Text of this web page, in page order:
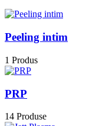
Peeling intim
1 Produs
PRP
14 Produse